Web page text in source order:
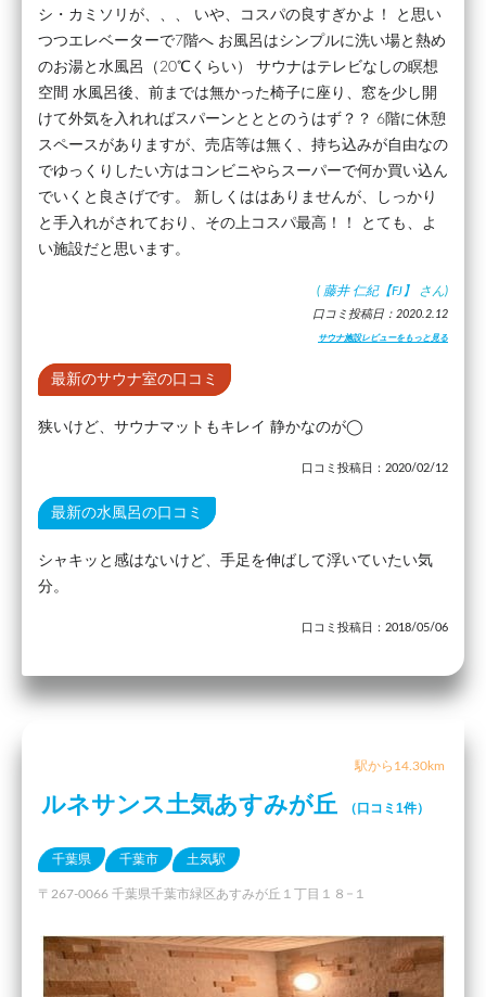
シ・カミソリが、、、 いや、コスパの良すぎかよ！ と思い
つつエレベーターで7階へ お風呂はシンプルに洗い場と熱め
のお湯と水風呂（20℃くらい） サウナはテレビなしの瞑想
空間 水風呂後、前までは無かった椅子に座り、窓を少し開
けて外気を入れればスパーンとととのうはず？？ 6階に休憩
スペースがありますが、売店等は無く、持ち込みが自由なの
でゆっくりしたい方はコンビニやらスーパーで何か買い込ん
でいくと良さげです。 新しくははありませんが、しっかり
と手入れがされており、その上コスパ最高！！ とても、よ
い施設だと思います。
( 藤井 仁紀【FJ】 さん)
口コミ投稿日：2020.2.12
サウナ施設レビューをもっと見る
最新のサウナ室の口コミ
狭いけど、サウナマットもキレイ 静かなのが◯
口コミ投稿日：2020/02/12
最新の水風呂の口コミ
シャキッと感はないけど、手足を伸ばして浮いていたい気
分。
口コミ投稿日：2018/05/06
駅から14.30km
ルネサンス土気あすみが丘 （口コミ1件）
千葉県 千葉市 土気駅
〒267-0066 千葉県千葉市緑区あすみが丘１丁目１８−１